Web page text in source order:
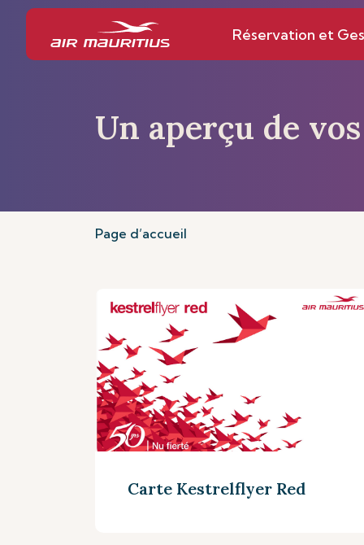
Réservation et
Un aperçu de
Page d’accueil
Carte Kestrelflyer Red